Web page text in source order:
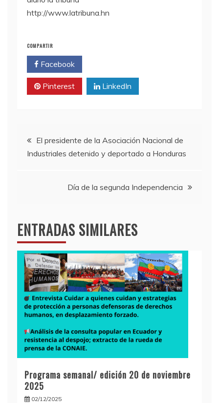
http://www.latribuna.hn
COMPARTIR
Facebook
Pinterest LinkedIn
Navegación
de
entradas
El presidente de la Asociación Nacional de
Industriales detenido y deportado a Honduras
Día de la segunda Independencia
ENTRADAS SIMILARES
Programa semanal/ edición 20 de noviembre
2025
02/12/2025